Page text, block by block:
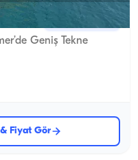
( yorum
Geniş Tekne
Fiyat Gör